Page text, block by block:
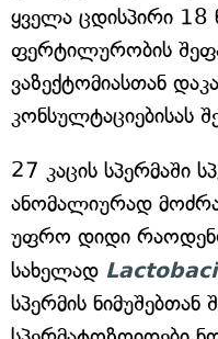
ყველა ცდისპირი 18
ფერტილურობის
ვაზექტომიასთან
კონსულტაციებისას
27 კაცის სპერმაში
ანომალიურად
უფრო დიდი
სახელად
სპერმის